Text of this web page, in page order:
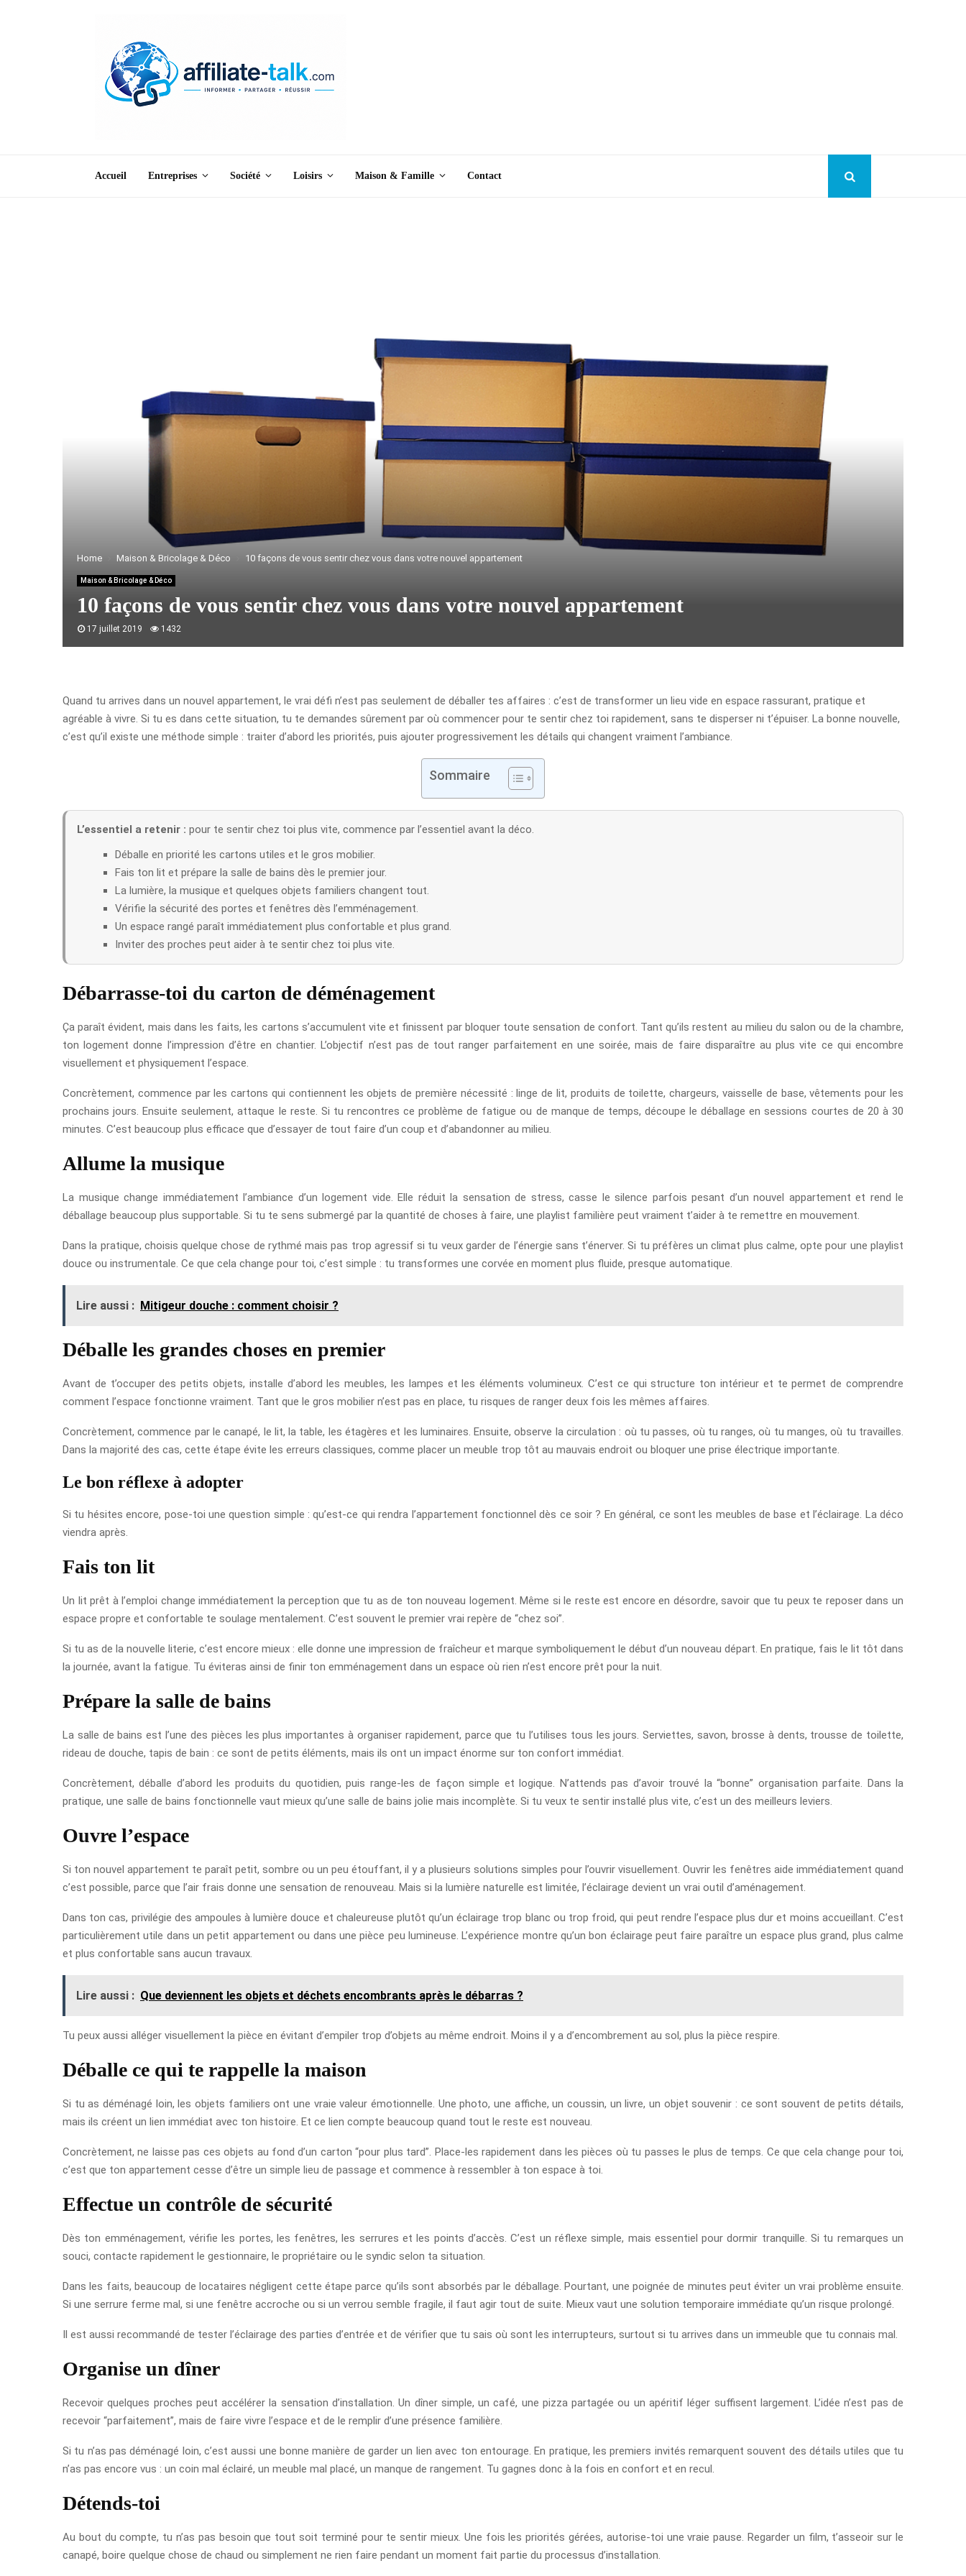
Accueil Entreprises Société Loisirs Maison & Famille Contact
Home Maison & Bricolage & Déco 10 façons de vous sentir chez vous dans votre nouvel appartement
Maison & Bricolage & Déco
10 façons de vous sentir chez vous dans votre nouvel appartement
17 juillet 2019 1432
Quand tu arrives dans un nouvel appartement, le vrai défi n’est pas seulement de déballer tes affaires : c’est de transformer un lieu vide en espace rassurant, pratique et
agréable à vivre. Si tu es dans cette situation, tu te demandes sûrement par où commencer pour te sentir chez toi rapidement, sans te disperser ni t’épuiser. La bonne nouvelle,
c’est qu’il existe une méthode simple : traiter d’abord les priorités, puis ajouter progressivement les détails qui changent vraiment l’ambiance.
Sommaire
L’essentiel a retenir : pour te sentir chez toi plus vite, commence par l’essentiel avant la déco.
Déballe en priorité les cartons utiles et le gros mobilier.
Fais ton lit et prépare la salle de bains dès le premier jour.
La lumière, la musique et quelques objets familiers changent tout.
Vérifie la sécurité des portes et fenêtres dès l’emménagement.
Un espace rangé paraît immédiatement plus confortable et plus grand.
Inviter des proches peut aider à te sentir chez toi plus vite.
Débarrasse-toi du carton de déménagement
Ça paraît évident, mais dans les faits, les cartons s’accumulent vite et finissent par bloquer toute sensation de confort. Tant qu’ils restent au milieu du salon ou de la chambre,
ton logement donne l’impression d’être en chantier. L’objectif n’est pas de tout ranger parfaitement en une soirée, mais de faire disparaître au plus vite ce qui encombre
visuellement et physiquement l’espace.
Concrètement, commence par les cartons qui contiennent les objets de première nécessité : linge de lit, produits de toilette, chargeurs, vaisselle de base, vêtements pour les
prochains jours. Ensuite seulement, attaque le reste. Si tu rencontres ce problème de fatigue ou de manque de temps, découpe le déballage en sessions courtes de 20 à 30
minutes. C’est beaucoup plus efficace que d’essayer de tout faire d’un coup et d’abandonner au milieu.
Allume la musique
La musique change immédiatement l’ambiance d’un logement vide. Elle réduit la sensation de stress, casse le silence parfois pesant d’un nouvel appartement et rend le
déballage beaucoup plus supportable. Si tu te sens submergé par la quantité de choses à faire, une playlist familière peut vraiment t’aider à te remettre en mouvement.
Dans la pratique, choisis quelque chose de rythmé mais pas trop agressif si tu veux garder de l’énergie sans t’énerver. Si tu préfères un climat plus calme, opte pour une playlist
douce ou instrumentale. Ce que cela change pour toi, c’est simple : tu transformes une corvée en moment plus fluide, presque automatique.
Lire aussi : Mitigeur douche : comment choisir ?
Déballe les grandes choses en premier
Avant de t’occuper des petits objets, installe d’abord les meubles, les lampes et les éléments volumineux. C’est ce qui structure ton intérieur et te permet de comprendre
comment l’espace fonctionne vraiment. Tant que le gros mobilier n’est pas en place, tu risques de ranger deux fois les mêmes affaires.
Concrètement, commence par le canapé, le lit, la table, les étagères et les luminaires. Ensuite, observe la circulation : où tu passes, où tu ranges, où tu manges, où tu travailles.
Dans la majorité des cas, cette étape évite les erreurs classiques, comme placer un meuble trop tôt au mauvais endroit ou bloquer une prise électrique importante.
Le bon réflexe à adopter
Si tu hésites encore, pose-toi une question simple : qu’est-ce qui rendra l’appartement fonctionnel dès ce soir ? En général, ce sont les meubles de base et l’éclairage. La déco
viendra après.
Fais ton lit
Un lit prêt à l’emploi change immédiatement la perception que tu as de ton nouveau logement. Même si le reste est encore en désordre, savoir que tu peux te reposer dans un
espace propre et confortable te soulage mentalement. C’est souvent le premier vrai repère de “chez soi”.
Si tu as de la nouvelle literie, c’est encore mieux : elle donne une impression de fraîcheur et marque symboliquement le début d’un nouveau départ. En pratique, fais le lit tôt dans
la journée, avant la fatigue. Tu éviteras ainsi de finir ton emménagement dans un espace où rien n’est encore prêt pour la nuit.
Prépare la salle de bains
La salle de bains est l’une des pièces les plus importantes à organiser rapidement, parce que tu l’utilises tous les jours. Serviettes, savon, brosse à dents, trousse de toilette,
rideau de douche, tapis de bain : ce sont de petits éléments, mais ils ont un impact énorme sur ton confort immédiat.
Concrètement, déballe d’abord les produits du quotidien, puis range-les de façon simple et logique. N’attends pas d’avoir trouvé la “bonne” organisation parfaite. Dans la
pratique, une salle de bains fonctionnelle vaut mieux qu’une salle de bains jolie mais incomplète. Si tu veux te sentir installé plus vite, c’est un des meilleurs leviers.
Ouvre l’espace
Si ton nouvel appartement te paraît petit, sombre ou un peu étouffant, il y a plusieurs solutions simples pour l’ouvrir visuellement. Ouvrir les fenêtres aide immédiatement quand
c’est possible, parce que l’air frais donne une sensation de renouveau. Mais si la lumière naturelle est limitée, l’éclairage devient un vrai outil d’aménagement.
Dans ton cas, privilégie des ampoules à lumière douce et chaleureuse plutôt qu’un éclairage trop blanc ou trop froid, qui peut rendre l’espace plus dur et moins accueillant. C’est
particulièrement utile dans un petit appartement ou dans une pièce peu lumineuse. L’expérience montre qu’un bon éclairage peut faire paraître un espace plus grand, plus calme
et plus confortable sans aucun travaux.
Lire aussi : Que deviennent les objets et déchets encombrants après le débarras ?
Tu peux aussi alléger visuellement la pièce en évitant d’empiler trop d’objets au même endroit. Moins il y a d’encombrement au sol, plus la pièce respire.
Déballe ce qui te rappelle la maison
Si tu as déménagé loin, les objets familiers ont une vraie valeur émotionnelle. Une photo, une affiche, un coussin, un livre, un objet souvenir : ce sont souvent de petits détails,
mais ils créent un lien immédiat avec ton histoire. Et ce lien compte beaucoup quand tout le reste est nouveau.
Concrètement, ne laisse pas ces objets au fond d’un carton “pour plus tard”. Place-les rapidement dans les pièces où tu passes le plus de temps. Ce que cela change pour toi,
c’est que ton appartement cesse d’être un simple lieu de passage et commence à ressembler à ton espace à toi.
Effectue un contrôle de sécurité
Dès ton emménagement, vérifie les portes, les fenêtres, les serrures et les points d’accès. C’est un réflexe simple, mais essentiel pour dormir tranquille. Si tu remarques un
souci, contacte rapidement le gestionnaire, le propriétaire ou le syndic selon ta situation.
Dans les faits, beaucoup de locataires négligent cette étape parce qu’ils sont absorbés par le déballage. Pourtant, une poignée de minutes peut éviter un vrai problème ensuite.
Si une serrure ferme mal, si une fenêtre accroche ou si un verrou semble fragile, il faut agir tout de suite. Mieux vaut une solution temporaire immédiate qu’un risque prolongé.
Il est aussi recommandé de tester l’éclairage des parties d’entrée et de vérifier que tu sais où sont les interrupteurs, surtout si tu arrives dans un immeuble que tu connais mal.
Organise un dîner
Recevoir quelques proches peut accélérer la sensation d’installation. Un dîner simple, un café, une pizza partagée ou un apéritif léger suffisent largement. L’idée n’est pas de
recevoir “parfaitement”, mais de faire vivre l’espace et de le remplir d’une présence familière.
Si tu n’as pas déménagé loin, c’est aussi une bonne manière de garder un lien avec ton entourage. En pratique, les premiers invités remarquent souvent des détails utiles que tu
n’as pas encore vus : un coin mal éclairé, un meuble mal placé, un manque de rangement. Tu gagnes donc à la fois en confort et en recul.
Détends-toi
Au bout du compte, tu n’as pas besoin que tout soit terminé pour te sentir mieux. Une fois les priorités gérées, autorise-toi une vraie pause. Regarder un film, t’asseoir sur le
canapé, boire quelque chose de chaud ou simplement ne rien faire pendant un moment fait partie du processus d’installation.